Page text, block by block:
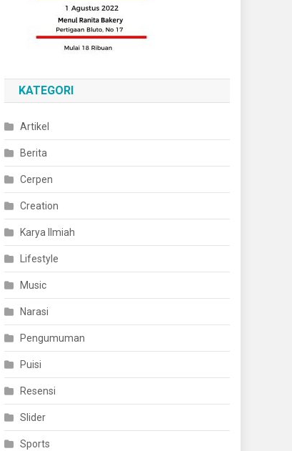
KATEGORI
Artikel
Berita
Cerpen
Creation
Karya Ilmiah
Lifestyle
Music
Narasi
Pengumuman
Puisi
Resensi
Slider
Sports